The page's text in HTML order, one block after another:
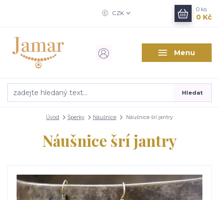
Menu
CZK
Hledat
0 ks
0 Kč
Úvod Šperky Náušnice Náušnice šrí jantry
Náušnice šrí jantry